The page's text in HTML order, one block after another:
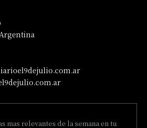
mas relevantes de la semana en tu